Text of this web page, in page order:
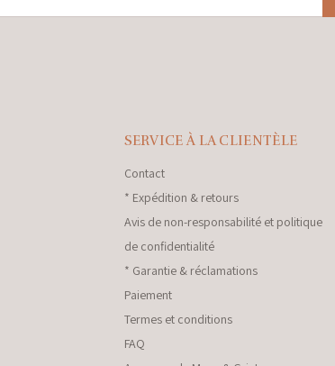
SERVICE À LA CLIENTÈLE
Contact
* Expédition & retours
Avis de non-responsabilité et politique
de confidentialité
* Garantie & réclamations
Paiement
Termes et conditions
FAQ